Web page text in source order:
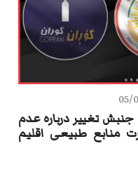
05/
تغییر درباره عدم
منابع طبیعی اقلیم